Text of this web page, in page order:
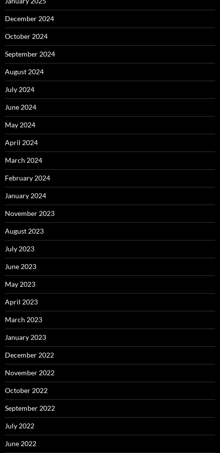
December 2024
October 2024
September 2024
August 2024
July 2024
June 2024
May 2024
April 2024
March 2024
February 2024
January 2024
November 2023
August 2023
July 2023
June 2023
May 2023
April 2023
March 2023
January 2023
December 2022
November 2022
October 2022
September 2022
July 2022
June 2022